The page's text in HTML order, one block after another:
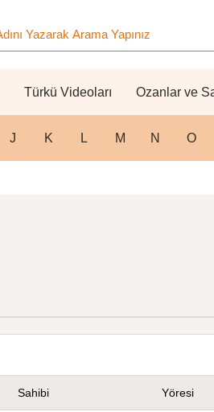
Türkü Videoları Ozanlar ve
J K L M N O
Sahibi Yöresi